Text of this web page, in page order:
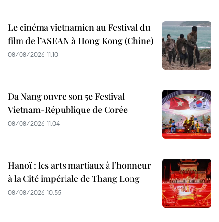
Le cinéma vietnamien au Festival du
film de l’ASEAN à Hong Kong (Chine)
08/08/2026 11:10
Da Nang ouvre son 5e Festival
Vietnam-République de Corée
08/08/2026 11:04
Hanoï : les arts martiaux à l’honneur
à la Cité impériale de Thang Long
08/08/2026 10:55